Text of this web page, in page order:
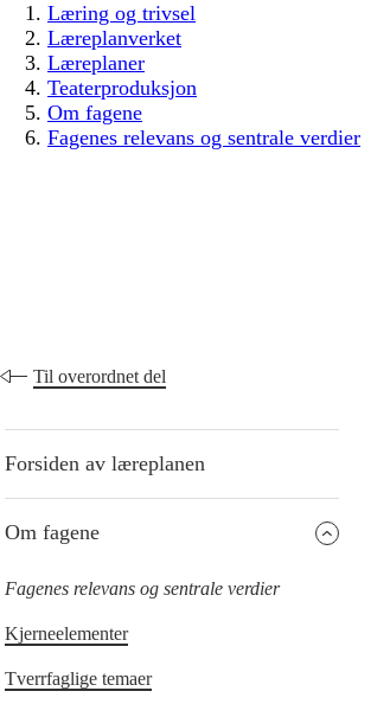
Læring og trivsel
Læreplanverket
Læreplaner
Teaterproduksjon
Om fagene
Fagenes relevans og sentrale verdier
Til overordnet del
Forsiden av læreplanen
Om fagene
Fagenes relevans og sentrale verdier
Kjerneelementer
Tverrfaglige temaer